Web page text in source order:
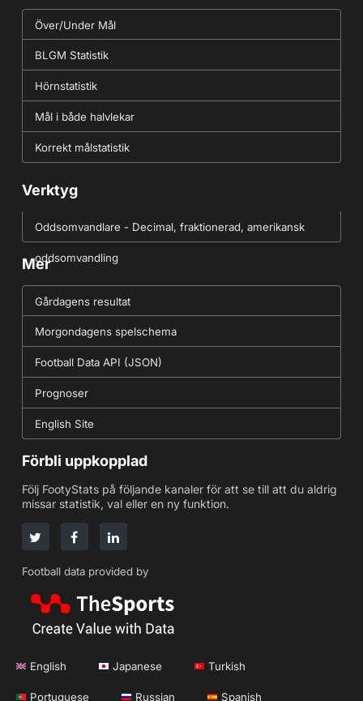
Över/Under Mål
BLGM Statistik
Hörnstatistik
Mål i både halvlekar
Korrekt målstatistik
Verktyg
Oddsomvandlare - Decimal, fraktionerad, amerikansk
oddsomvandling
Mer
Gårdagens resultat
Morgondagens spelschema
Football Data API (JSON)
Prognoser
English Site
Förbli uppkopplad
Följ FootyStats på följande kanaler för att se till att du aldrig
missar statistik, val eller en ny funktion.
Football data provided by
English Japanese Turkish
Portuguese Russian Spanish